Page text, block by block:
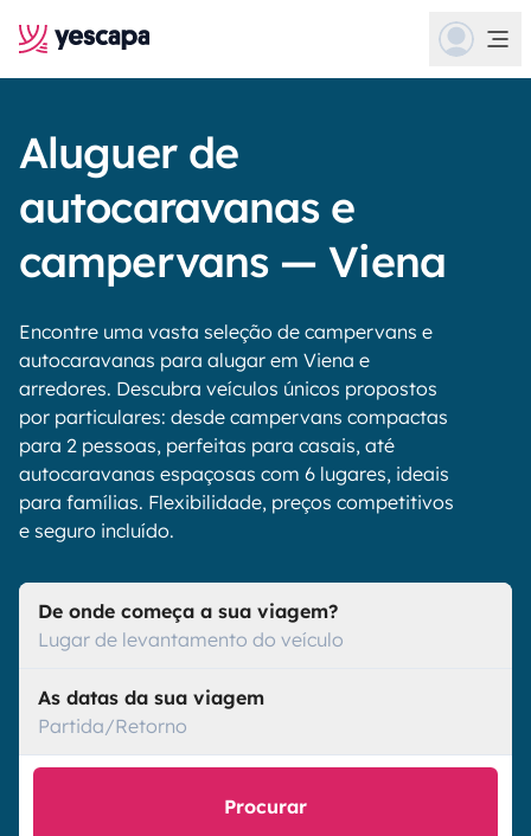
Aluguer de
autocaravanas e
campervans — Viena
Encontre uma vasta seleção de campervans e
autocaravanas para alugar em Viena e
arredores. Descubra veículos únicos propostos
por particulares: desde campervans compactas
para 2 pessoas, perfeitas para casais, até
autocaravanas espaçosas com 6 lugares, ideais
para famílias. Flexibilidade, preços competitivos
e seguro incluído.
De onde começa a sua viagem?
Lugar de levantamento do veículo
As datas da sua viagem
Partida/Retorno
Procurar